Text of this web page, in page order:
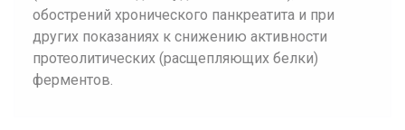
обострений хронического панкреатита и при
других показаниях к снижению активности
протеолитических (расщепляющих белки)
ферментов.